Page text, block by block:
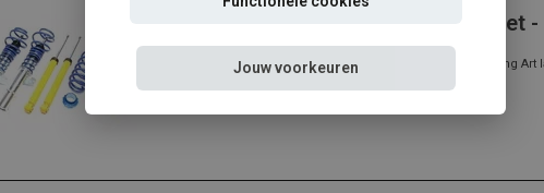
Seat Leon 1P Tuning Art schroefset
Verstelbare schroefset voor uw Seat Leon 1P nodig? Tuning Art
Jouw voorkeuren